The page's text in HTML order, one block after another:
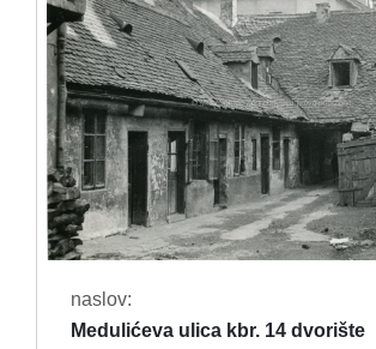
naslov:
Medulićeva ulica kbr. 14 dvorište